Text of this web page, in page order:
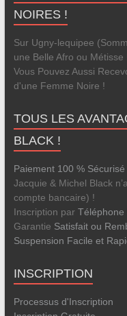
NOIRES !
Sur Ugny-lequipee
une Belle Afro ou Métisse
Vous Pouvez Aussi
d'une Femme Noire !
TOUS LES
BLACK !
Paiement 100 % Sécurisé
Jacquie & Michel Black
compte bancaire) !
Inscription par Téléphone
Garantie Satisfait ou
Suspension Facile et
INSCRIPTION
Processus d'Inscription